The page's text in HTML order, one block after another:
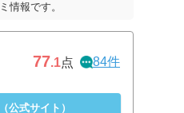
情報です。
77.1点 84件
公式サイト）